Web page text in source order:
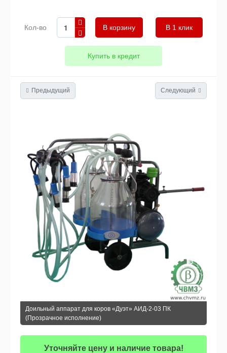
Кол-во В 1 клик
Купить в кредит
Предыдущий Следующий
Доильный аппарат для коров «Дуэт» АИД-2-03 ПК
(Прозрачное исполнение)
Уточняйте цену и наличие товара!